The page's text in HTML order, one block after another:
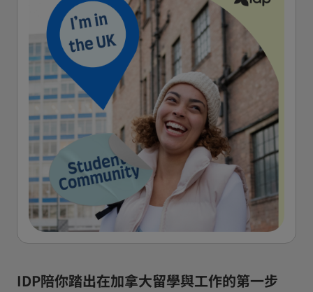
IDP陪你踏出在加拿大留學與工作的第一步